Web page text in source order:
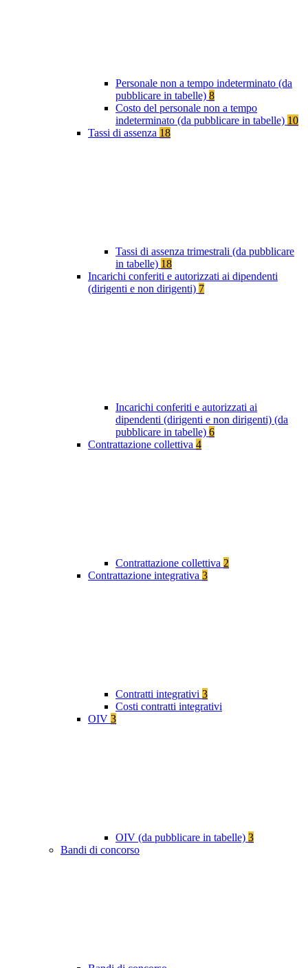
Personale non a tempo indeterminato (da
pubblicare in tabelle) 8
Costo del personale non a tempo
indeterminato (da pubblicare in tabelle) 10
Tassi di assenza 18
Tassi di assenza trimestrali (da pubblicare
in tabelle) 18
Incarichi conferiti e autorizzati ai dipendenti
(dirigenti e non dirigenti) 7
Incarichi conferiti e autorizzati ai
dipendenti (dirigenti e non dirigenti) (da
pubblicare in tabelle) 6
Contrattazione collettiva 4
Contrattazione collettiva 2
Contrattazione integrativa 3
Contratti integrativi 3
Costi contratti integrativi
OIV 3
OIV (da pubblicare in tabelle) 3
Bandi di concorso